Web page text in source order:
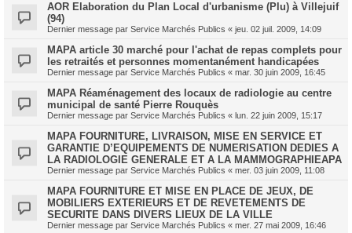
AOR Elaboration du Plan Local d'urbanisme (Plu) à Villejuif
(94)
Dernier message par Service Marchés Publics « jeu. 02 juil. 2009, 14:09
MAPA article 30 marché pour l'achat de repas complets pour
les retraités et personnes momentanément handicapées
Dernier message par Service Marchés Publics « mar. 30 juin 2009, 16:45
MAPA Réaménagement des locaux de radiologie au centre
municipal de santé Pierre Rouquès
Dernier message par Service Marchés Publics « lun. 22 juin 2009, 15:17
MAPA FOURNITURE, LIVRAISON, MISE EN SERVICE ET
GARANTIE D’EQUIPEMENTS DE NUMERISATION DEDIES A
LA RADIOLOGIE GENERALE ET A LA MAMMOGRAPHIEAPA
Dernier message par Service Marchés Publics « mer. 03 juin 2009, 11:08
MAPA FOURNITURE ET MISE EN PLACE DE JEUX, DE
MOBILIERS EXTERIEURS ET DE REVETEMENTS DE
SECURITE DANS DIVERS LIEUX DE LA VILLE
Dernier message par Service Marchés Publics « mer. 27 mai 2009, 16:46